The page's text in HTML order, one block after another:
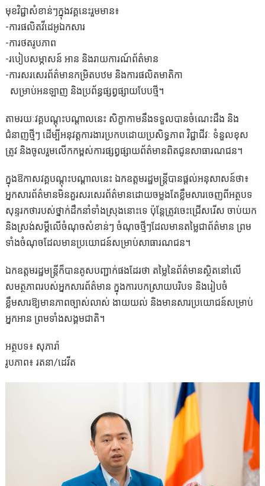
មុខវិជ្ជាសំខាន់ៗក្នុងវគ្គនេះរួមមាន៖
-ការផលិតវីដេអូឯកសារ
-ការថតរូបភាព
-របៀបសម្ភាសន៍ អាន និងរាយការណ៍ព័ត៌មាន
-ការសរសេរព័ត៌មានកម្រិតបឋម និងការផលិតមាតិកា
សម្រាប់អនឡាញ និងប្រព័ន្ធផ្សព្វផ្សាយបែបថ្មី។
តាមរយៈវគ្គបណ្តុះបណ្តាលនេះ សិក្ខាកាមនឹងទទួលបានចំណេះដឹង និង
ជំនាញថ្មីៗ ដើម្បីអនុវត្តការងារប្រកបដោយប្រសិទ្ធភាព វិជ្ជាជីវៈ ទំនួលខុស
ត្រូវ និងចូលរួមលើកកម្ពស់ការផ្សព្វផ្សាយព័ត៌មានពិតជូនសាធារណជន។
ក្នុងឱកាសវគ្គបណ្តុះបណ្តាលនេះ ឯកឧត្តមរដ្ឋមន្ត្រីបានផ្តល់អនុសាសន៍ថា៖
អ្នកសារព័ត៌មានមិនគួរសរសេរព័ត៌មានដោយចម្លងតែខ្លឹមសារចេញពីអត្ថបទ
សុន្ទរកថារបស់ថ្នាក់ដឹកនាំទាំងស្រុងនោះទេ ប៉ុន្តែត្រូវចេះជ្រើសរើស ចាប់យក
និងស្រង់សម្តីលើចំណុចសំខាន់ៗ ចំណុចថ្មីៗដែលមានតម្លៃជាព័ត៌មាន ព្រម
ទាំងចំណុចដែលមានប្រយោជន៍សម្រាប់សាធារណជន។
ឯកឧត្តមរដ្ឋមន្ត្រីក៏បានគូសបញ្ជាក់ផងដែរថា តម្លៃនៃព័ត៌មានស្ថិតនៅលើ
សមត្ថភាពរបស់អ្នកសារព័ត៌មាន ក្នុងការបកស្រាយបរិបទ និងរៀបចំ
ខ្លឹមសារឱ្យមានភាពច្បាស់លាស់ ងាយយល់ និងមានសារប្រយោជន៍សម្រាប់
អ្នកអាន ព្រមទាំងសង្គមជាតិ។
អត្ថបទ៖ សុភារ៉ា
រូបភាព៖ រតនា/ដេវីត